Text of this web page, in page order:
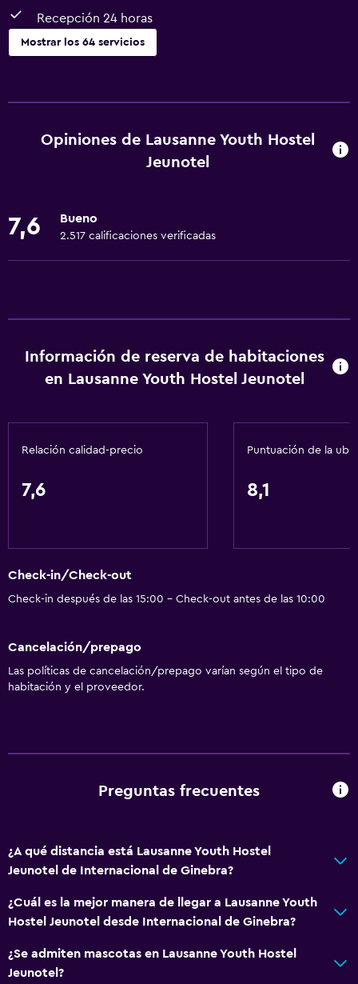
Recepción 24 horas
Mostrar los 64 servicios
Mascotas permitidas bajo consulta (pueden aplicar cargos
Accesibilidad
Lavabo bajo
Servicios básicos
Internet
Ropa de cama
Extinguidor
Calefacción
Gel de ducha
Papeleras
Comedor
Almuerzos para llevar
Restaurante
La comida se puede entregar en el alojamiento
Máquina expendedora (botanas)
Actividades
Tienda de regalos
Senderismo
Bicicletas
Opiniones de Lausanne Youth Hostel
Jeunotel
7,6 Bueno
2.517 calificaciones verificadas
Información de reserva de habitaciones
en Lausanne Youth Hostel Jeunotel
Relación calidad-precio
7,6
Puntuación de la
8,1
Check-in/Check-out
Check-in después de las 15:00 - Check-out antes de las 10:00
Cancelación/prepago
Las políticas de cancelación/prepago varían según el tipo de
habitación y el proveedor.
Preguntas frecuentes
¿A qué distancia está Lausanne Youth Hostel
Jeunotel de Internacional de Ginebra?
¿Cuál es la mejor manera de llegar a Lausanne Youth
Hostel Jeunotel desde Internacional de Ginebra?
¿Se admiten mascotas en Lausanne Youth Hostel
Jeunotel?